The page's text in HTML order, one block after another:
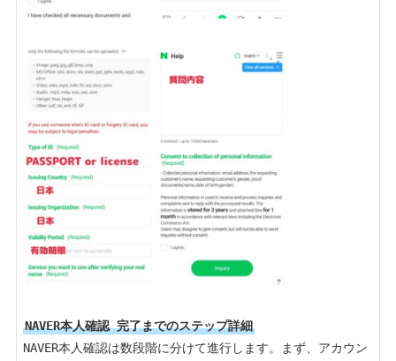
NAVER本人確認 完了までのステップ詳細
NAVER本人確認は数段階に分けて進行します。まず、アカウン